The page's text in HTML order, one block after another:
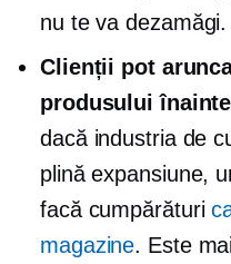
nu te va dezamăgi.
Clienții pot
produsului
dacă industria de
plină expansiune,
facă cumpărături
magazine. Este